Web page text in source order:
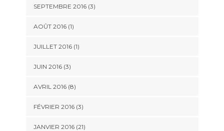
SEPTEMBRE 2016 (3)
AOÛT 2016 (1)
JUILLET 2016 (1)
JUIN 2016 (3)
AVRIL 2016 (8)
FÉVRIER 2016 (3)
JANVIER 2016 (21)